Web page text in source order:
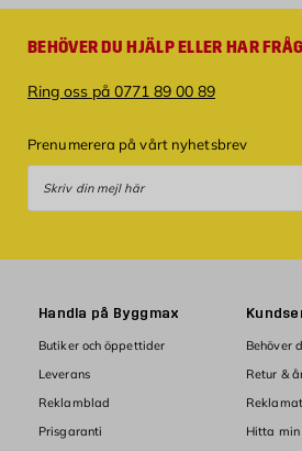
BEHÖVER DU HJÄLP ELLER HAR
Ring oss på 0771 89 00 89
Prenumerera på vårt nyhetsbrev
Handla på Byggmax
Butiker och öppettider
Leverans
Reklamblad
Prisgaranti
Behöver
Retur &
Hitta min